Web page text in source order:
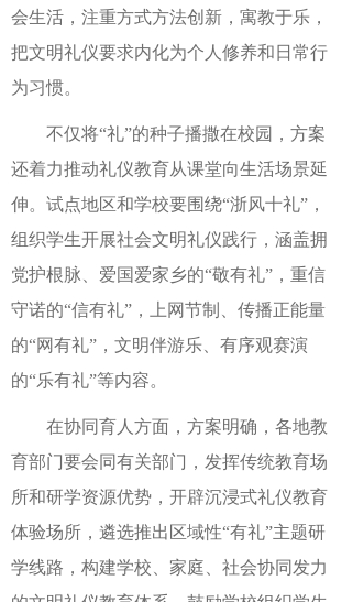
会生活，注重方式方法创新，寓教于乐，
把文明礼仪要求内化为个人修养和日常行
为习惯。
不仅将“礼”的种子播撒在校园，方案
还着力推动礼仪教育从课堂向生活场景延
伸。试点地区和学校要围绕“浙风十礼”，
组织学生开展社会文明礼仪践行，涵盖拥
党护根脉、爱国爱家乡的“敬有礼”，重信
守诺的“信有礼”，上网节制、传播正能量
的“网有礼”，文明伴游乐、有序观赛演
的“乐有礼”等内容。
在协同育人方面，方案明确，各地教
育部门要会同有关部门，发挥传统教育场
所和研学资源优势，开辟沉浸式礼仪教育
体验场所，遴选推出区域性“有礼”主题研
学线路，构建学校、家庭、社会协同发力